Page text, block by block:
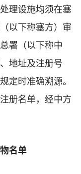
理设施均须在塞
以下称塞方）审
署（以下称中
地址及注册号
定时准确溯源。
册名单，经中方
名单